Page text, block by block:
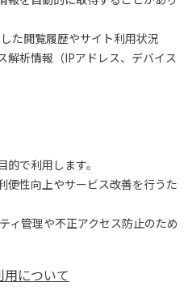
た閲覧履歴やサイト利用状況
析情報（IPアドレス、デバイス
で利用します。
性向上やサービス改善を行うた
ィ管理や不正アクセス防止のため
について